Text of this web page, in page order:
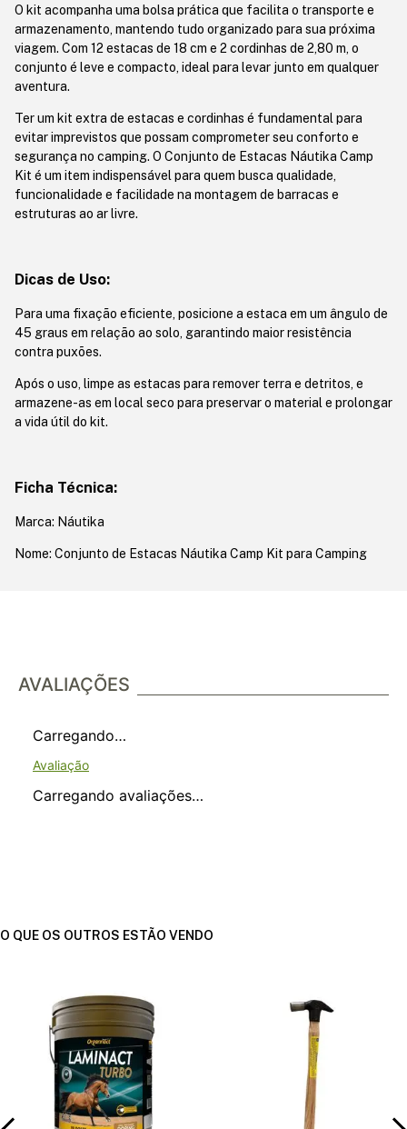
O kit acompanha uma bolsa prática que facilita o transporte e
armazenamento, mantendo tudo organizado para sua próxima
viagem. Com 12 estacas de 18 cm e 2 cordinhas de 2,80 m, o
conjunto é leve e compacto, ideal para levar junto em qualquer
aventura.
Ter um kit extra de estacas e cordinhas é fundamental para
evitar imprevistos que possam comprometer seu conforto e
segurança no camping. O Conjunto de Estacas Náutika Camp
Kit é um item indispensável para quem busca qualidade,
funcionalidade e facilidade na montagem de barracas e
estruturas ao ar livre.
Dicas de Uso:
Para uma fixação eficiente, posicione a estaca em um ângulo de
45 graus em relação ao solo, garantindo maior resistência
contra puxões.
Após o uso, limpe as estacas para remover terra e detritos, e
armazene-as em local seco para preservar o material e prolongar
a vida útil do kit.
Ficha Técnica:
Marca: Náutika
Nome: Conjunto de Estacas Náutika Camp Kit para Camping
AVALIAÇÕES
Carregando…
Carregando avaliações…
O QUE OS OUTROS ESTÃO VENDO